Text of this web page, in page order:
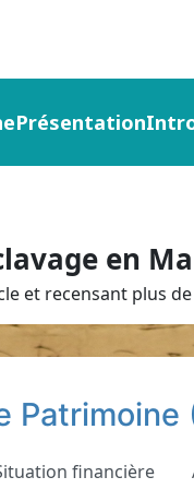
Présentation
en
et recensant plus
financière